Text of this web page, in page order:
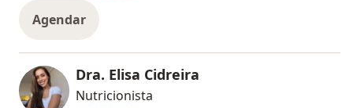
Agendar
Dra. Elisa Cidreira
Nutricionista